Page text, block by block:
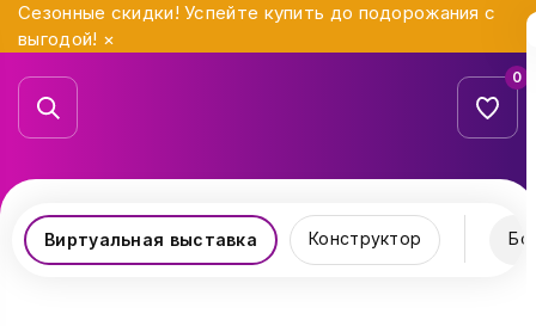
Сезонные скидки! Успейте купить до подорожания с
выгодой! ×
0
Виртуальная выставка Конструктор